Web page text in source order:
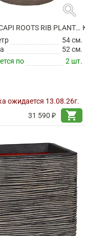
search
КАШПО CAPI ROOTS RIB PLANTER BALL WARM TAUPE
54 см.
52 см.
по
2 шт.
ожидается 13.08.26г.
31 590 ₽
shopping_cart